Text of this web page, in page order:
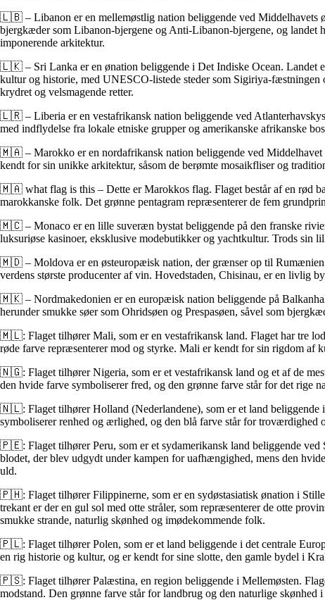
🇱🇧 – Libanon er en mellemøstlig nation beliggende ved Middelhavets
bjergkæder som Libanon-bjergene og Anti-Libanon-bjergene, og landet
imponerende arkitektur.
🇱🇰 – Sri Lanka er en ønation beliggende i Det Indiske Ocean. Landet
kultur og historie, med UNESCO-listede steder som Sigiriya-
krydret og velsmagende retter.
🇱🇷 – Liberia er en vestafrikansk nation beliggende ved
med indflydelse fra lokale etniske grupper og amerikanske afrikanske
🇲🇦 – Marokko er en nordafrikansk nation beliggende ved Middelhavet
kendt for sin unikke arkitektur, såsom de berømte mosaikfliser og
🇲🇦 what flag is this – Dette er Marokkos flag. Flaget består af en rød
marokkanske folk. Det grønne pentagram repræsenterer de fem
🇲🇨 – Monaco er en lille suveræn bystat beliggende på den franske
luksuriøse kasinoer, eksklusive modebutikker og yachtkultur. Trods sin
🇲🇩 – Moldova er en østeuropæisk nation, der grænser op til Rumænien
verdens største producenter af vin. Hovedstaden, Chisinau, er en livlig
🇲🇰 – Nordmakedonien er en europæisk nation beliggende på
herunder smukke søer som Ohridsøen og Prespasøen, såvel som
🇲🇱: Flaget tilhører Mali, som er en vestafrikansk land. Flaget har tre
røde farve repræsenterer mod og styrke. Mali er kendt for sin rigdom af
🇳🇬: Flaget tilhører Nigeria, som er et vestafrikansk land og et af de
den hvide farve symboliserer fred, og den grønne farve står for det rige
🇳🇱: Flaget tilhører Holland (Nederlandene), som er et land beliggende
symboliserer renhed og ærlighed, og den blå farve står for
🇵🇪: Flaget tilhører Peru, som er et sydamerikansk land beliggende ved
blodet, der blev udgydt under kampen for uafhængighed, mens den
uld.
🇵🇭: Flaget tilhører Filippinerne, som er en sydøstasiatisk ønation i
trekant er der en gul sol med otte stråler, som repræsenterer de otte
smukke strande, naturlig skønhed og imødekommende folk.
🇵🇱: Flaget tilhører Polen, som er et land beliggende i det centrale
en rig historie og kultur, og er kendt for sine slotte, den gamle bydel i
🇵🇸: Flaget tilhører Palæstina, en region beliggende i Mellemøsten.
modstand. Den grønne farve står for landbrug og den naturlige